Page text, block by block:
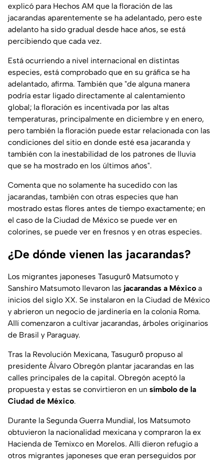
explicó para Hechos AM que la floración de las
jacarandas aparentemente se ha adelantado, pero este
adelanto ha sido gradual desde hace años, se está
percibiendo que cada vez.
Está ocurriendo a nivel internacional en distintas
especies, está comprobado que en su gráfica se ha
adelantado, afirma. También que "de alguna manera
podría estar ligado directamente al calentamiento
global; la floración es incentivada por las altas
temperaturas, principalmente en diciembre y en enero,
pero también la floración puede estar relacionada con las
condiciones del sitio en donde esté esa jacaranda y
también con la inestabilidad de los patrones de lluvia
que se ha mostrado en los últimos años".
Comenta que no solamente ha sucedido con las
jacarandas, también con otras especies que han
mostrado estas flores antes de tiempo exactamente; en
el caso de la Ciudad de México se puede ver en
colorines, se puede ver en fresnos y en otras especies.
¿De dónde vienen las jacarandas?
Los migrantes japoneses Tasugurō Matsumoto y
Sanshiro Matsumoto llevaron las jacarandas a México a
inicios del siglo XX. Se instalaron en la Ciudad de México
y abrieron un negocio de jardinería en la colonia Roma.
Allí comenzaron a cultivar jacarandas, árboles originarios
de Brasil y Paraguay.
Tras la Revolución Mexicana, Tasugurō propuso al
presidente Álvaro Obregón plantar jacarandas en las
calles principales de la capital. Obregón aceptó la
propuesta y estas se convirtieron en un símbolo de la
Ciudad de México.
Durante la Segunda Guerra Mundial, los Matsumoto
obtuvieron la nacionalidad mexicana y compraron la ex
Hacienda de Temixco en Morelos. Allí dieron refugio a
otros migrantes japoneses que eran perseguidos por